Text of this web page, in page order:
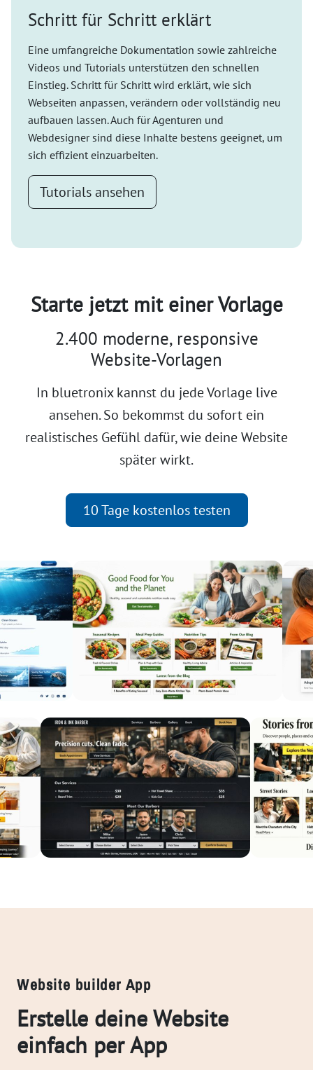
Schritt für Schritt erklärt
Eine umfangreiche Dokumentation sowie zahlreiche
Videos und Tutorials unterstützen den schnellen
Einstieg. Schritt für Schritt wird erklärt, wie sich
Webseiten anpassen, verändern oder vollständig neu
aufbauen lassen. Auch für Agenturen und
Webdesigner sind diese Inhalte bestens geeignet, um
sich effizient einzuarbeiten.
Tutorials ansehen
Starte jetzt mit einer Vorlage
2.400 moderne, responsive
Website-Vorlagen
In bluetronix kannst du jede Vorlage live
ansehen. So bekommst du sofort ein
realistisches Gefühl dafür, wie deine Website
später wirkt.
10 Tage kostenlos testen
Website builder App
Erstelle deine Website
einfach per App